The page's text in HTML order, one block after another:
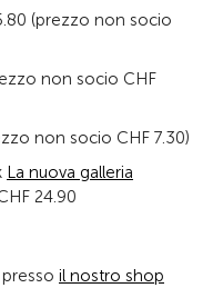
(prezzo non socio
non socio CHF
non socio CHF 7.30)
La nuova galleria
24.90
il nostro shop